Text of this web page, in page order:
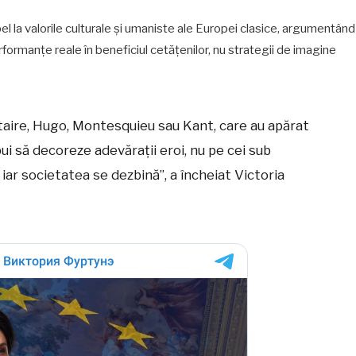
la valorile culturale și umaniste ale Europei clasice, argumentând
reale în beneficiul cetățenilor, nu strategii de imagine
Hugo, Montesquieu sau Kant, care au apărat
să decoreze adevărații eroi, nu pe cei sub
societatea se dezbină”, a încheiat Victoria